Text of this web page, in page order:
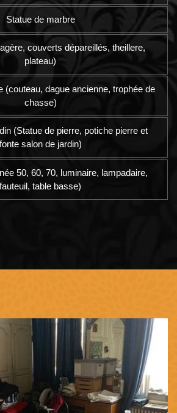
Statue de marbre
couverts dépareillés, theillere,
plateau)
(couteau, dague ancienne, trophée de
chasse)
(Statue de pierre, potiche pierre et
fonte salon de jardin)
50, 60, 70, luminaire, lampadaire,
fauteuil, table basse)